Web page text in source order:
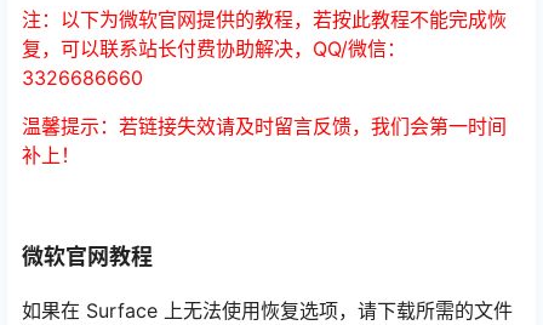
注：以下为微软官网提供的教程，若按此教程不能完成恢
复，可以联系站长付费协助解决，QQ/微信：
3326686660
温馨提示：若链接失效请及时留言反馈，我们会第一时间
补上！
微软官网教程
如果在 Surface 上无法使用恢复选项，请下载所需的文件